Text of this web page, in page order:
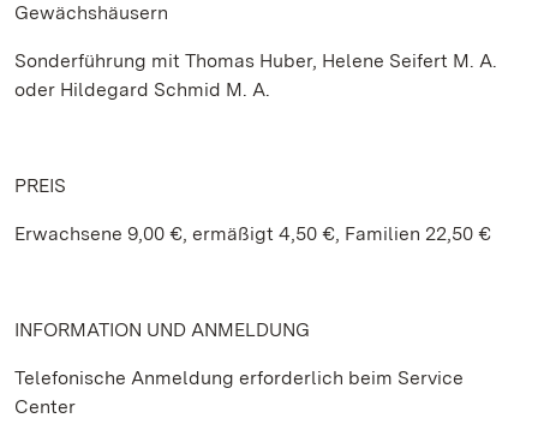
Gewächshäusern
Sonderführung mit Thomas Huber, Helene Seifert M. A.
oder Hildegard Schmid M. A.
PREIS
Erwachsene 9,00 €, ermäßigt 4,50 €, Familien 22,50 €
INFORMATION UND ANMELDUNG
Telefonische Anmeldung erforderlich beim Service
Center